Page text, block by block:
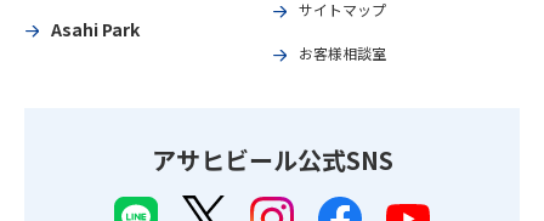
Asahi Park
サイトマップ
お客様相談室
アサヒビール公式SNS